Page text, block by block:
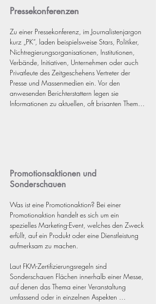
Pressekonferenzen
Zu einer Pressekonferenz, im Journalistenjargon
kurz „PK“, laden beispielsweise Stars, Politiker,
Nichtregierungsorganisationen, Institutionen,
Verbände, Initiativen, Unternehmen oder auch
Privatleute des Zeitgeschehens Vertreter der
Presse und Massenmedien ein. Vor den
anwesenden Berichterstattern legen sie
Informationen zu aktuellen, oft brisanten Themen
Promotionsaktionen und
Sonderschauen
Was ist eine Promotionaktion? Bei einer
Promotionaktion handelt es sich um ein
spezielles Marketing-Event, welches den Zweck
erfüllt, auf ein Produkt oder eine Dienstleistung
aufmerksam zu machen.
Laut FKM-Zertifizierungsregeln sind
Sonderschauen Flächen innerhalb einer Messe,
auf denen das Thema einer Veranstaltung
umfassend oder in einzelnen Aspekten